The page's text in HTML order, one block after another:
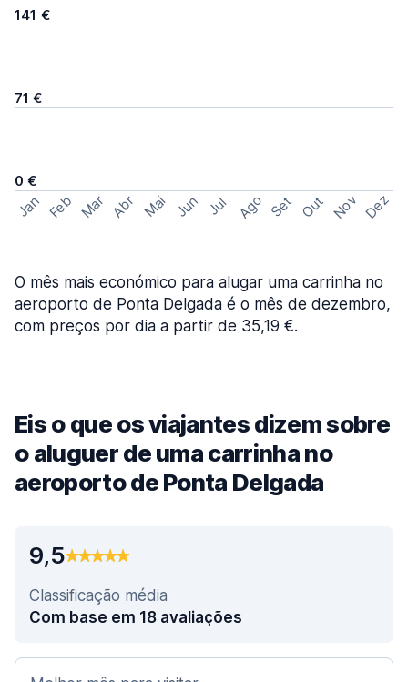
141 €
71 €
0 €
Jan Feb Mar Abr Mai Jun Jul Ago Set Out Nov Dez
O mês mais económico para alugar uma carrinha no
aeroporto de Ponta Delgada é o mês de dezembro,
com preços por dia a partir de 35,19 €.
Eis o que os viajantes dizem sobre
o aluguer de uma carrinha no
aeroporto de Ponta Delgada
9,5
Classificação média
Com base em 18 avaliações